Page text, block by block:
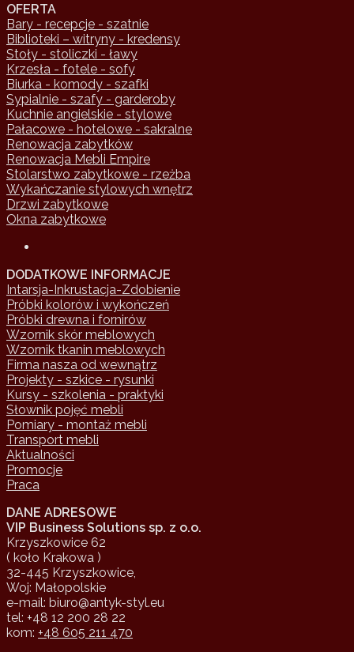
OFERTA
Bary - recepcje - szatnie
Biblioteki – witryny - kredensy
Stoły - stoliczki - ławy
Krzesła - fotele - sofy
Biurka - komody - szafki
Sypialnie - szafy - garderoby
Kuchnie angielskie - stylowe
Pałacowe - hotelowe - sakralne
Renowacja zabytków
Renowacja Mebli Empire
Stolarstwo zabytkowe - rzeżba
Wykańczanie stylowych wnętrz
Drzwi zabytkowe
Okna zabytkowe
DODATKOWE INFORMACJE
Intarsja-Inkrustacja-Zdobienie
Próbki kolorów i wykończeń
Próbki drewna i fornirów
Wzornik skór meblowych
Wzornik tkanin meblowych
Firma nasza od wewnątrz
Projekty - szkice - rysunki
Kursy - szkolenia - praktyki
Słownik pojęć mebli
Pomiary - montaż mebli
Transport mebli
Aktualności
Promocje
Praca
DANE ADRESOWE
VIP Business Solutions sp. z o.o.
Krzyszkowice 62
( koło Krakowa )
32-445 Krzyszkowice,
Woj: Małopolskie
e-mail: biuro@antyk-styl.eu
tel: +48 12 200 28 22
kom: +48 605 211 470